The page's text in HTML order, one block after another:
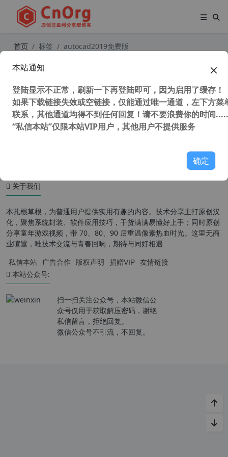
首页 标签 autocad2019免费版
关于我们
本扎根草根，为普通用户提供实用有趣的内容。技术分享主打原创汉
化，聚焦系统封装、软件应用技巧，干货满满易懂好上手；同时原创
分享童年游戏视频，带 70、80、90 后重温像素热血时光。这里无商
业喧嚣，唯技术交流与青春回响，期待与同好相遇
私信本站 广告合作 版权声明 捐赠VIP 友情链接
本站公众号:
扫一扫关注公众号，本站微信公
众号仅用于获取解压密码，谢绝
私信留言，拒绝回复。
微信公众号不引流，不回复。
本站通知
登陆显示不正常，刷新一下再登陆即可，因为启用了缓存！
如果下载链接失效或空链接，仅能通过唯一通道，左下方菜
联系，其他通道均得不到任何回复！请不要浪费你的时间
“私信本站”仅限本站VIP用户，其他用户不提供服务
确定